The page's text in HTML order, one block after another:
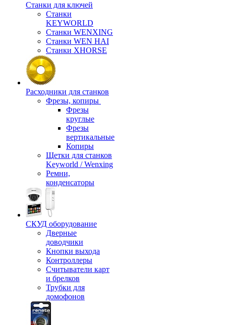
Станки для ключей
Станки
KEYWORLD
Станки WENXING
Станки WEN HAI
Станки XHORSE
Расходники для станков
Фрезы, копиры
Фрезы
круглые
Фрезы
вертикальные
Копиры
Щетки для станков
Keyworld / Wenxing
Ремни,
конденсаторы
СКУД оборудование
Дверные
доводчики
Кнопки выхода
Контроллеры
Считыватели карт
и брелков
Трубки для
домофонов